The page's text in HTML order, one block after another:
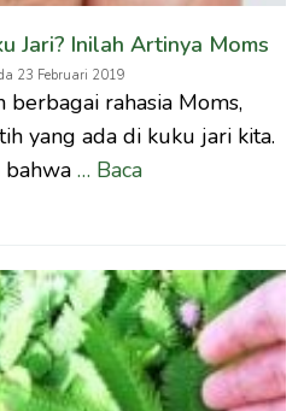
Jari? Inilah Artinya Moms
23 Februari 2019
rahasia Moms,
yang ada di kuku jari kita.
bahwa … Baca